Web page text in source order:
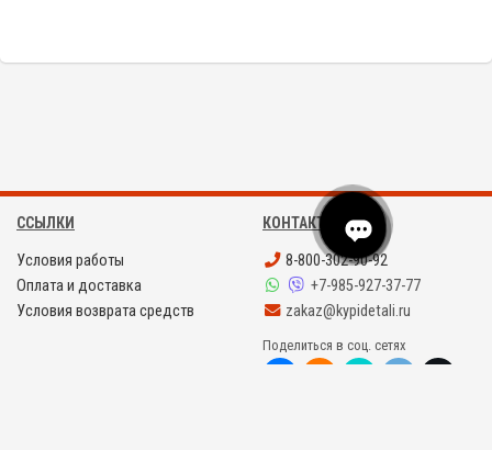
ССЫЛКИ
Условия работы
Оплата и доставка
Условия возврата средств
КОНТАКТЫ
8-800-302-90-92
+7-985-927-37-77
zakaz@kypidetali.ru
Поделиться в соц. сетях